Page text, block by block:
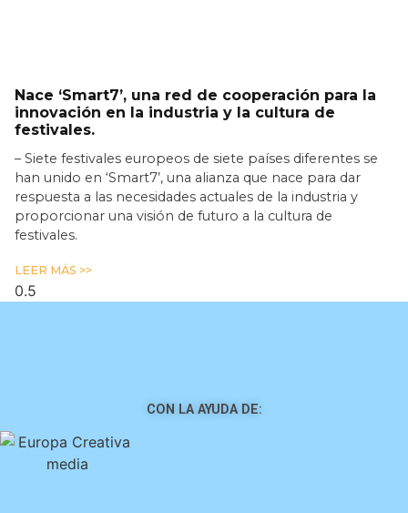
Nace ‘Smart7’, una red de cooperación para la
innovación en la industria y la cultura de
festivales.
– Siete festivales europeos de siete países diferentes se
han unido en ‘Smart7’, una alianza que nace para dar
respuesta a las necesidades actuales de la industria y
proporcionar una visión de futuro a la cultura de
festivales.
LEER MÁS >>
CON LA AYUDA DE: